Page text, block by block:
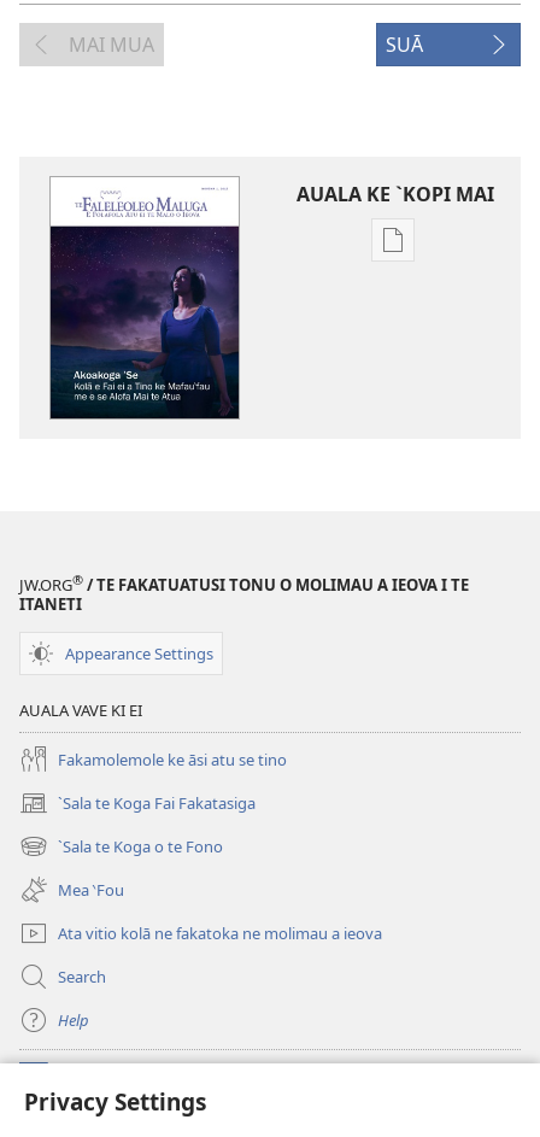
Privacy Settings
MAI MUA SUĀ
AUALA KE `KOPI MAI
Auala
JW.ORG® / TE FAKATUATUSI TONU O MOLIMAU A IEOVA I TE
ITANETI
Appearance Settings
AUALA VAVE KI EI
Fakamolemole ke āsi atu se tino
`Sala te Koga Fai Fakatasiga
(opens
new
window)
`Sala te Koga o te Fono
(opens
new
window)
Mea ‵Fou
Ata vitio kolā ne fakatoka ne molimau a ieova
Search
Help
(opens
new